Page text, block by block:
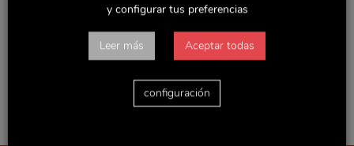
Espacio solo disponible para el personal de Delaviuda.
Accede con tu usuario y podrás consultar todas las
novedades de la empresa, actualizaciones de Recursos
y configurar tus preferencias
Leer más Aceptar todas
configuración